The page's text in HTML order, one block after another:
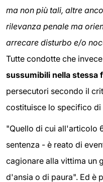
ma non più tali, altre
rilevanza penale ma
arrecare disturbo e/o
Tutte condotte che
sussumibili nella stessa
persecutori secondo il
costituisce lo specifico
"Quello di cui all'articolo
sentenza - è reato di
cagionare alla vittima un
d'ansia o di paura". Ed è